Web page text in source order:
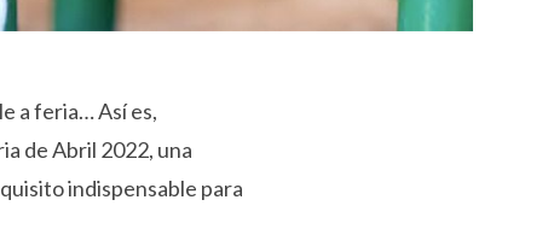
a feria… Así es,
de Abril 2022, una
indispensable para